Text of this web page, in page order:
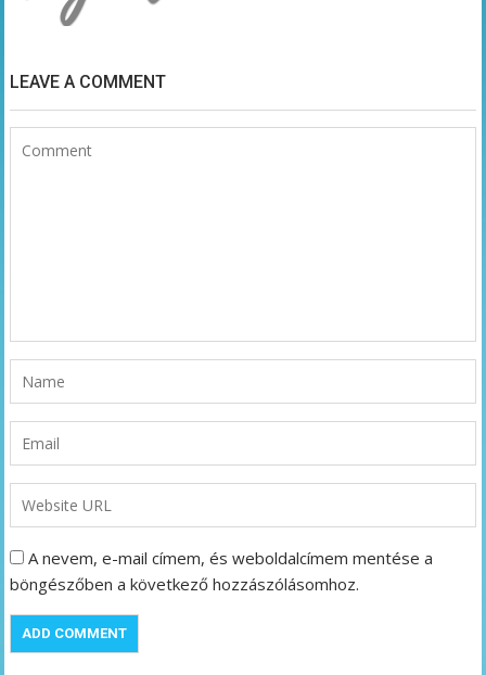
LEAVE A COMMENT
A nevem, e-mail címem, és weboldalcímem mentése a
böngészőben a következő hozzászólásomhoz.